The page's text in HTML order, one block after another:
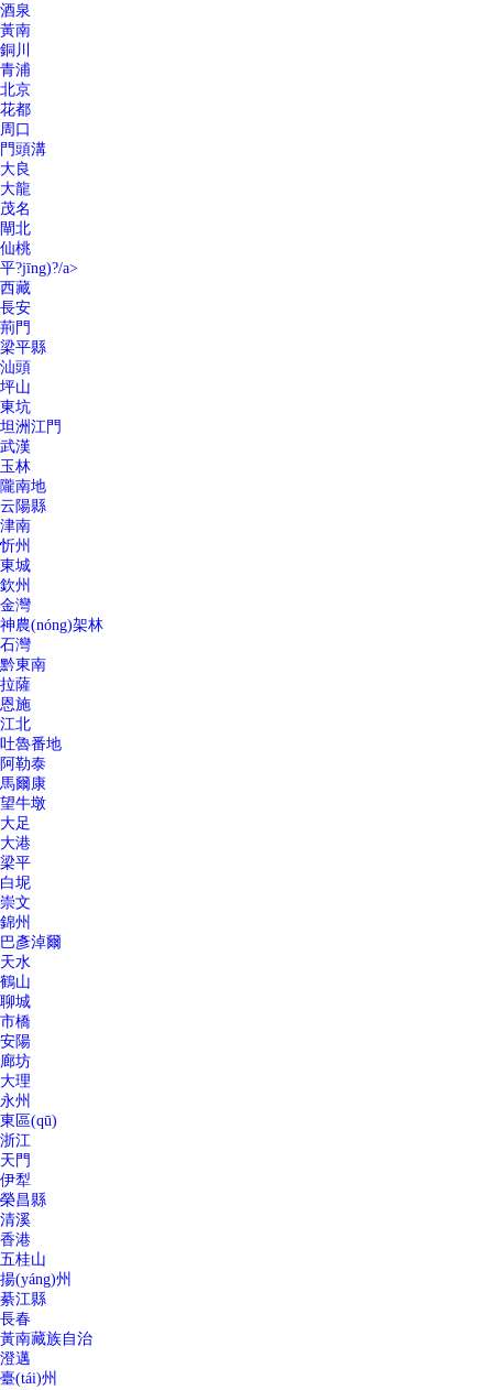
酒泉
黃南
銅川
青浦
北京
花都
周口
門頭溝
大良
大龍
茂名
閘北
仙桃
平?jīng)?/a>
西藏
長安
荊門
梁平縣
汕頭
坪山
東坑
坦洲江門
武漢
玉林
隴南地
云陽縣
津南
忻州
東城
欽州
金灣
神農(nóng)架林
石灣
黔東南
拉薩
恩施
江北
吐魯番地
阿勒泰
馬爾康
望牛墩
大足
大港
梁平
白坭
崇文
錦州
巴彥淖爾
天水
鶴山
聊城
市橋
安陽
廊坊
大理
永州
東區(qū)
浙江
天門
伊犁
榮昌縣
清溪
香港
五桂山
揚(yáng)州
綦江縣
長春
黃南藏族自治
澄邁
臺(tái)州